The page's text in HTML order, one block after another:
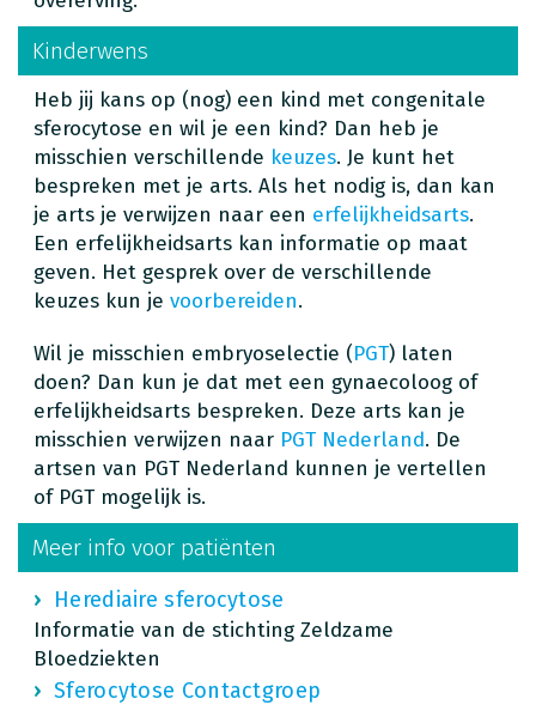
Kinderwens
Heb jij kans op (nog) een kind met congenitale
sferocytose en wil je een kind? Dan heb je
misschien verschillende keuzes. Je kunt het
bespreken met je arts. Als het nodig is, dan kan
je arts je verwijzen naar een erfelijkheidsarts.
Een erfelijkheidsarts kan informatie op maat
geven. Het gesprek over de verschillende
keuzes kun je voorbereiden.
Wil je misschien embryoselectie (PGT) laten
doen? Dan kun je dat met een gynaecoloog of
erfelijkheidsarts bespreken. Deze arts kan je
misschien verwijzen naar PGT Nederland. De
artsen van PGT Nederland kunnen je vertellen
of PGT mogelijk is.
Meer info voor patiënten
Herediaire sferocytose
Informatie van de stichting Zeldzame
Bloedziekten
Sferocytose Contactgroep